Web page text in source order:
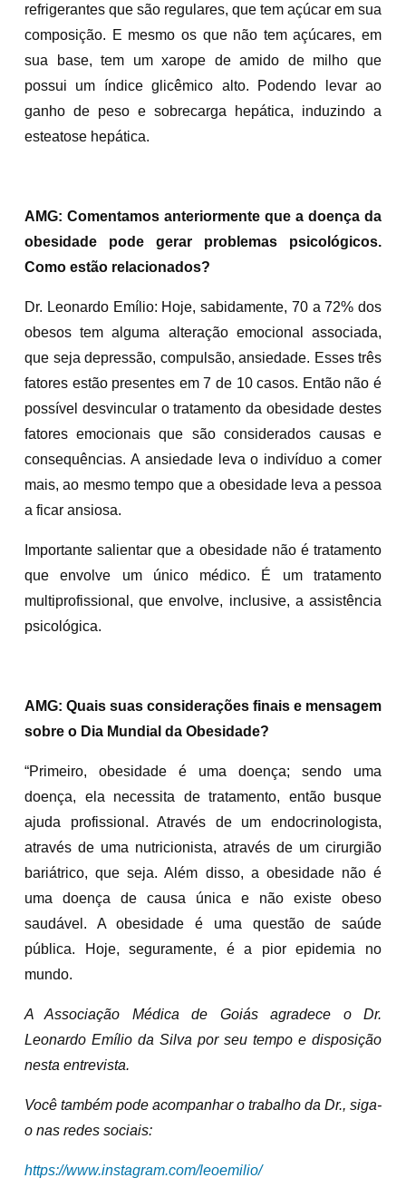
refrigerantes que são regulares, que tem açúcar em sua
composição. E mesmo os que não tem açúcares, em
sua base, tem um xarope de amido de milho que
possui um índice glicêmico alto. Podendo levar ao
ganho de peso e sobrecarga hepática, induzindo a
esteatose hepática.
AMG: Comentamos anteriormente que a doença da
obesidade pode gerar problemas psicológicos.
Como estão relacionados?
Dr. Leonardo Emílio: Hoje, sabidamente, 70 a 72% dos
obesos tem alguma alteração emocional associada,
que seja depressão, compulsão, ansiedade. Esses três
fatores estão presentes em 7 de 10 casos. Então não é
possível desvincular o tratamento da obesidade destes
fatores emocionais que são considerados causas e
consequências. A ansiedade leva o indivíduo a comer
mais, ao mesmo tempo que a obesidade leva a pessoa
a ficar ansiosa.
Importante salientar que a obesidade não é tratamento
que envolve um único médico. É um tratamento
multiprofissional, que envolve, inclusive, a assistência
psicológica.
AMG: Quais suas considerações finais e mensagem
sobre o Dia Mundial da Obesidade?
“Primeiro, obesidade é uma doença; sendo uma
doença, ela necessita de tratamento, então busque
ajuda profissional. Através de um endocrinologista,
através de uma nutricionista, através de um cirurgião
bariátrico, que seja. Além disso, a obesidade não é
uma doença de causa única e não existe obeso
saudável. A obesidade é uma questão de saúde
pública. Hoje, seguramente, é a pior epidemia no
mundo.
A Associação Médica de Goiás agradece o Dr.
Leonardo Emílio da Silva por seu tempo e disposição
nesta entrevista.
Você também pode acompanhar o trabalho da Dr., siga-
o nas redes sociais:
https://www.instagram.com/leoemilio/